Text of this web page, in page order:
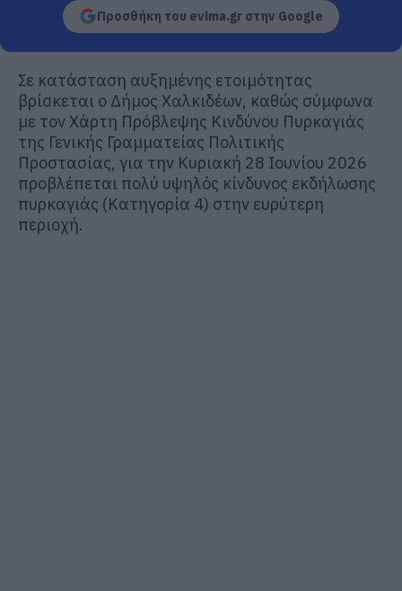
Προσθήκη του evima.gr στην Google
Σε κατάσταση αυξημένης ετοιμότητας
βρίσκεται ο Δήμος Χαλκιδέων, καθώς σύμφωνα
με τον Χάρτη Πρόβλεψης Κινδύνου Πυρκαγιάς
της Γενικής Γραμματείας Πολιτικής
Προστασίας, για την Κυριακή 28 Ιουνίου 2026
προβλέπεται πολύ υψηλός κίνδυνος εκδήλωσης
πυρκαγιάς (Κατηγορία 4) στην ευρύτερη
περιοχή.